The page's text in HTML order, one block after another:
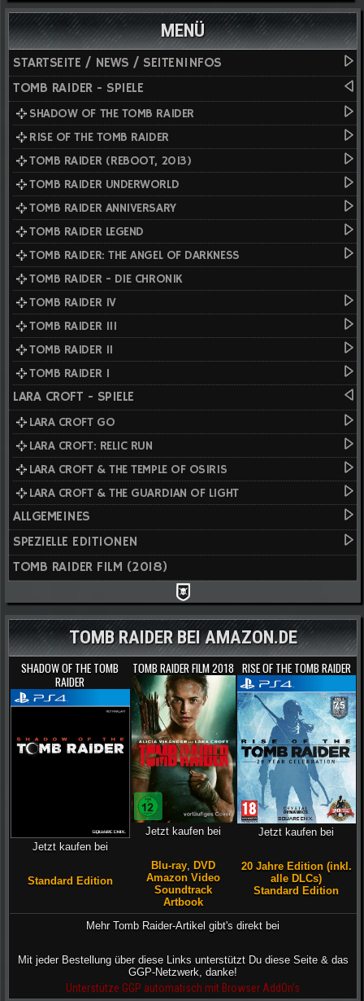
MENÜ
STARTSEITE / NEWS / SEITENINFOS
TOMB RAIDER - SPIELE
SHADOW OF THE TOMB RAIDER
RISE OF THE TOMB RAIDER
TOMB RAIDER (REBOOT, 2013)
TOMB RAIDER UNDERWORLD
TOMB RAIDER ANNIVERSARY
TOMB RAIDER LEGEND
TOMB RAIDER: THE ANGEL OF DARKNESS
TOMB RAIDER - DIE CHRONIK
TOMB RAIDER IV
TOMB RAIDER III
TOMB RAIDER II
TOMB RAIDER I
LARA CROFT - SPIELE
LARA CROFT GO
LARA CROFT: RELIC RUN
LARA CROFT & THE TEMPLE OF OSIRIS
LARA CROFT & THE GUARDIAN OF LIGHT
ALLGEMEINES
SPEZIELLE EDITIONEN
TOMB RAIDER FILM (2018)
TOMB RAIDER BEI AMAZON.DE
SHADOW OF THE TOMB
RAIDER
Jetzt kaufen bei
Standard Edition
TOMB RAIDER FILM 2018
Jetzt kaufen bei
Blu-ray
DVD
Amazon Video
Soundtrack
Artbook
RISE OF THE TOMB RAIDER
Jetzt kaufen bei
20 Jahre Edition (inkl.
alle DLCs)
Standard Edition
Mehr Tomb Raider-Artikel gibt's direkt bei
Mit jeder Bestellung über diese Links unterstützt Du diese Seite & das
GGP-Netzwerk, danke!
Unterstütze GGP automatisch mit Browser AddOn's